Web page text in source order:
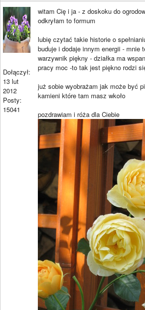
Dołączył:
13 lut
2012
Posty:
15041
witam Cię i ja - z doskoku do
odkryłam to formum
lubię czytać takie historie o
buduje i dodaje innym energii - mnie
warzywnik piękny - działka ma
pracy moc -to tak jest piękno rodzi
już sobie wyobrażam jak może być
kamieni które tam masz wkoło
pozdrawiam i róża dla Ciebie